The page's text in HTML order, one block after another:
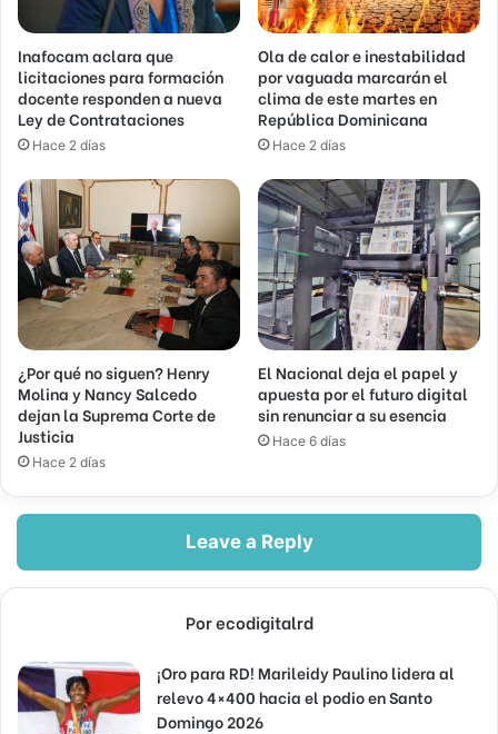
Inafocam aclara que
licitaciones para formación
docente responden a nueva
Ley de Contrataciones
Hace 2 días
Ola de calor e inestabilidad
por vaguada marcarán el
clima de este martes en
República Dominicana
Hace 2 días
¿Por qué no siguen? Henry
Molina y Nancy Salcedo
dejan la Suprema Corte de
Justicia
Hace 2 días
El Nacional deja el papel y
apuesta por el futuro digital
sin renunciar a su esencia
Hace 6 días
Leave a Reply
Por ecodigitalrd
¡Oro para RD! Marileidy Paulino lidera al
relevo 4×400 hacia el podio en Santo
Domingo 2026